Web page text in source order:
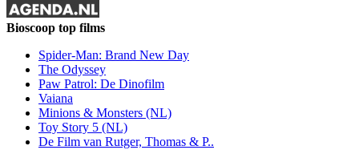
Bioscoop top films
Spider-Man: Brand New Day
The Odyssey
Paw Patrol: De Dinofilm
Vaiana
Minions & Monsters (NL)
Toy Story 5 (NL)
De Film van Rutger, Thomas & P..